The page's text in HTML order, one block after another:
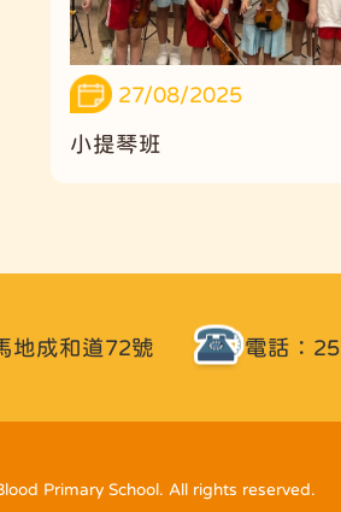
27/08/2025
小提琴班
地成和道72號 電話：
Primary School. All rights reserved.